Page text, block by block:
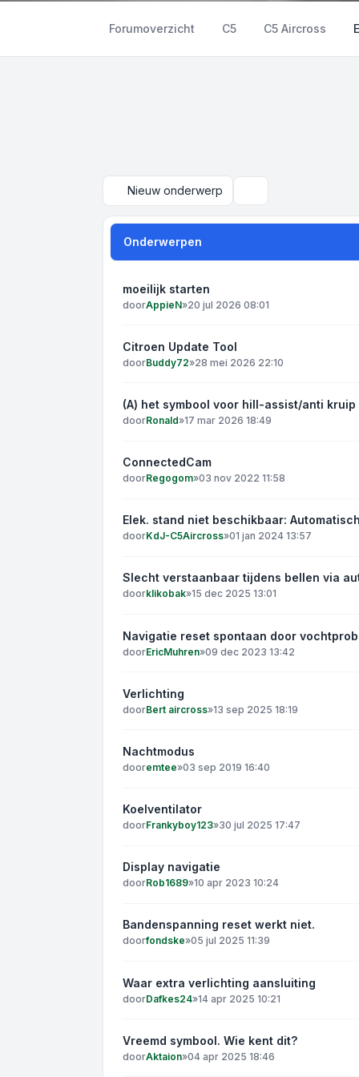
Forumoverzicht C5 C5 Aircross
Nieuw onderwerp
Onderwerpen
moeilijk starten
doorAppieN»20 jul 2026 08:01
Citroen Update Tool
doorBuddy72»28 mei 2026 22:10
(A) het symbool voor hill-assist/anti kruip
doorRonald»17 mar 2026 18:49
ConnectedCam
doorRegogom»03 nov 2022 11:58
Elek. stand niet beschikbaar:
doorKdJ-C5Aircross»01 jan 2024 13:57
Slecht verstaanbaar tijdens bellen via
doorklikobak»15 dec 2025 13:01
Navigatie reset spontaan door
doorEricMuhren»09 dec 2023 13:42
Verlichting
doorBert aircross»13 sep 2025 18:19
Nachtmodus
dooremtee»03 sep 2019 16:40
Koelventilator
doorFrankyboy123»30 jul 2025 17:47
Display navigatie
doorRob1689»10 apr 2023 10:24
Bandenspanning reset werkt niet.
doorfondske»05 jul 2025 11:39
Waar extra verlichting aansluiting
doorDafkes24»14 apr 2025 10:21
Vreemd symbool. Wie kent dit?
doorAktaion»04 apr 2025 18:46